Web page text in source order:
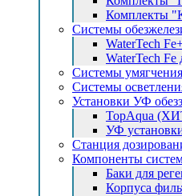
Комплекты
Системы
WaterTech
WaterTech Fe
Системы
Системы
Установки УФ
TopAqua
УФ
Станция
Компоненты
Баки для
Корпуса